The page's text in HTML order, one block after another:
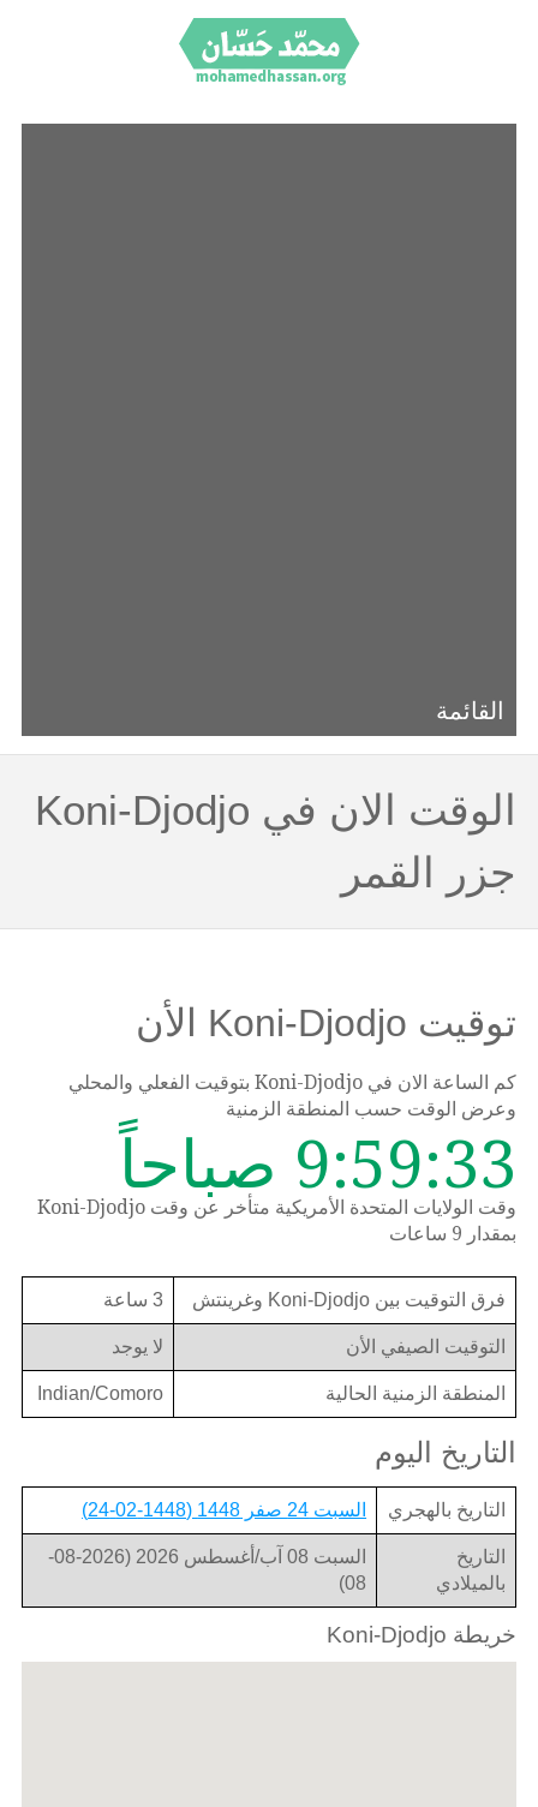
القائمة
الوقت الان في Koni-Djodjo
جزر القمر
توقيت Koni-Djodjo الأن
كم الساعة الان في Koni-Djodjo بتوقيت الفعلي والمحلي
وعرض الوقت حسب المنطقة الزمنية
9:59:33 صباحاً
وقت الولايات المتحدة الأمريكية متأخر عن وقت Koni-Djodjo
بمقدار 9 ساعات
فرق التوقيت بين Koni-Djodjo وغرينتش 3 ساعة
التوقيت الصيفي الأن لا يوجد
المنطقة الزمنية الحالية Indian/Comoro
التاريخ اليوم
التاريخ بالهجري السبت 24 صفر 1448 (1448-02-24)
التاريخ
بالميلادي
السبت 08 آب/أغسطس 2026 (2026-08-
08)
خريطة Koni-Djodjo